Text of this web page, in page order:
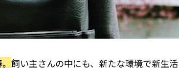
飼い主さんの中にも、新たな環境で新生